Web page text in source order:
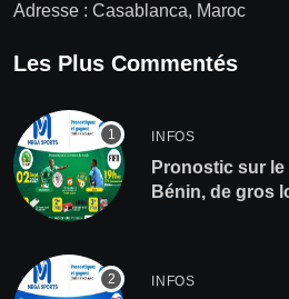
Adresse : Casablanca, Maroc
Les Plus Commentés
INFOS
Pronostic sur
Bénin, de gros
INFOS